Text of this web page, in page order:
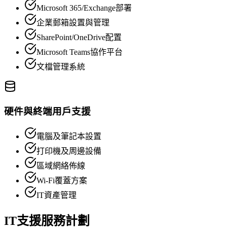
Microsoft 365/Exchange部署
企業郵箱設置與管理
SharePoint/OneDrive配置
Microsoft Teams協作平台
文檔管理系統
硬件與終端用戶支援
電腦及筆記本設置
打印機及周邊設備
區域網絡佈線
Wi-Fi覆蓋方案
IT資產管理
IT支援服務計劃